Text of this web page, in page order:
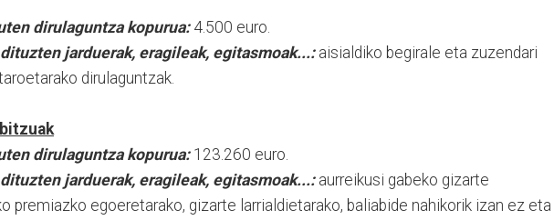
dirulaguntza kopurua:4.500 euro.
jarduerak, eragileak, egitasmoak...:aisialdiko begirale eta zuzendari
dirulaguntzak.
dirulaguntza kopurua:123.260 euro.
jarduerak, eragileak, egitasmoak...:aurreikusi gabeko gizarte
premiazko egoeretarako, gizarte larrialdietarako, baliabide nahikorik izan ez eta